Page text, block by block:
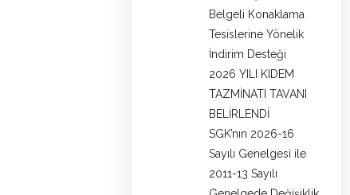
Belgeli Konaklama
Tesislerine Yönelik
İndirim Desteği
2026 YILI KIDEM
TAZMİNATI TAVANI
BELİRLENDİ
SGK’nın 2026-16
Sayılı Genelgesi ile
2011-13 Sayılı